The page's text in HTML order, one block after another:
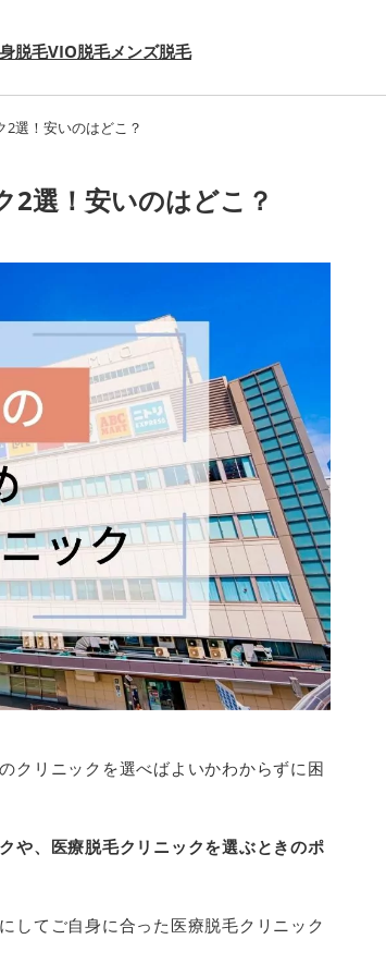
脱毛VIO脱毛メンズ脱毛
選！安いのはどこ？
2選！安いのはどこ？
クリニックを選べばよいかわからずに困
や、医療脱毛クリニックを選ぶときのポ
してご自身に合った医療脱毛クリニック